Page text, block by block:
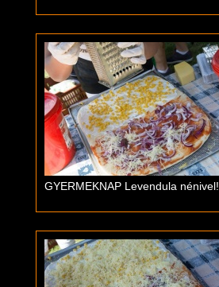
GYERMEKNAP Levendula nénivel!